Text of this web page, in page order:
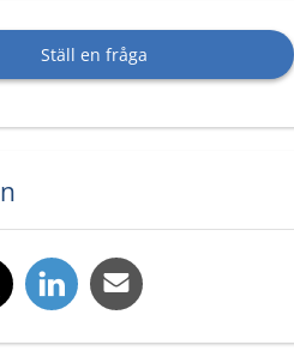
Ställ en fråga